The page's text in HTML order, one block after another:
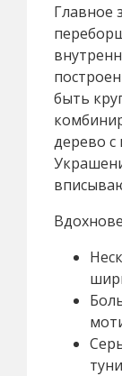
Главное
быть
дерево с